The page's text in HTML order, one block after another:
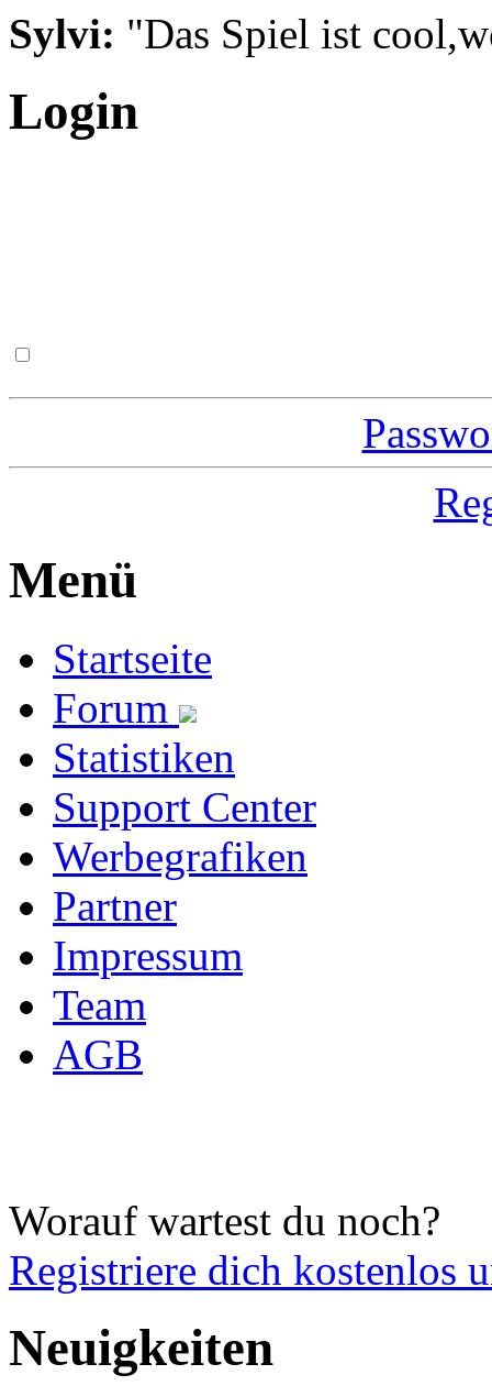
Sylvi: "Das Spiel ist
Login
Menü
Startseite
Forum
Statistiken
Support Center
Werbegrafiken
Partner
Impressum
Team
AGB
Worauf wartest du noch?
Registriere dich kostenlos
Neuigkeiten